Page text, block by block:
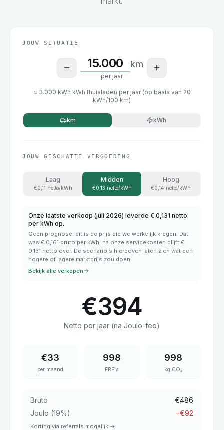
JOUW SITUATIE
Kilometers per jaar voor de
km
per jaar
≈ 3.000 kWh kWh thuisladen per jaar (op basis van 20
kWh/100 km)
km kWh
JOUW GESCHATTE VERGOEDING
Laag
€0,11 netto/kWh
Midden
€0,13 netto/kWh
Hoog
€0,14 netto/kWh
Onze laatste verkoop (juli 2026) leverde € 0,131 netto
per kWh op.
Geen prognose: dit is de prijs die we werkelijk kregen. Dat
was € 0,161 bruto per kWh; na onze servicekosten blijft €
0,131 netto over. De scenario's hierboven laten zien wat een
hogere of lagere marktprijs zou doen.
Bekijk alle verkopen
€394
Netto per jaar (na Joulo-fee)
€33
per maand
998
ERE's
998
kg CO₂
Bruto €486
Joulo (19%) −€92
Korting via referrals mogelijk →